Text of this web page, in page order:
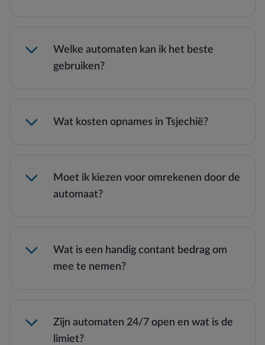
Welke automaten kan ik het beste
gebruiken?
Wat kosten opnames in Tsjechië?
Moet ik kiezen voor omrekenen door de
automaat?
Wat is een handig contant bedrag om
mee te nemen?
Zijn automaten 24/7 open en wat is de
limiet?